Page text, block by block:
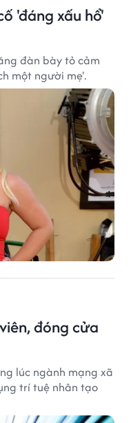
'đáng xấu hổ'
đàn bày tỏ cảm
một người mẹ'.
đóng cửa
lúc ngành mạng xã
trí tuệ nhân tạo